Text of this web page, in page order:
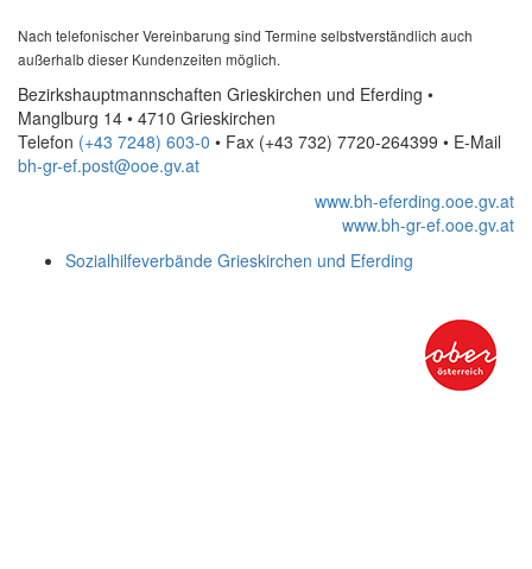
Nach telefonischer Vereinbarung sind Termine selbstverständlich auch
außerhalb dieser Kundenzeiten möglich.
Bezirkshauptmannschaften Grieskirchen und Eferding •
Manglburg 14 • 4710 Grieskirchen
Telefon (+43 7248) 603-0 • Fax (+43 732) 7720-264399 • E-Mail
bh-gr-ef.post@ooe.gv.at
www.bh-eferding.ooe.gv.at
www.bh-gr-ef.ooe.gv.at
Sozialhilfeverbände Grieskirchen und Eferding